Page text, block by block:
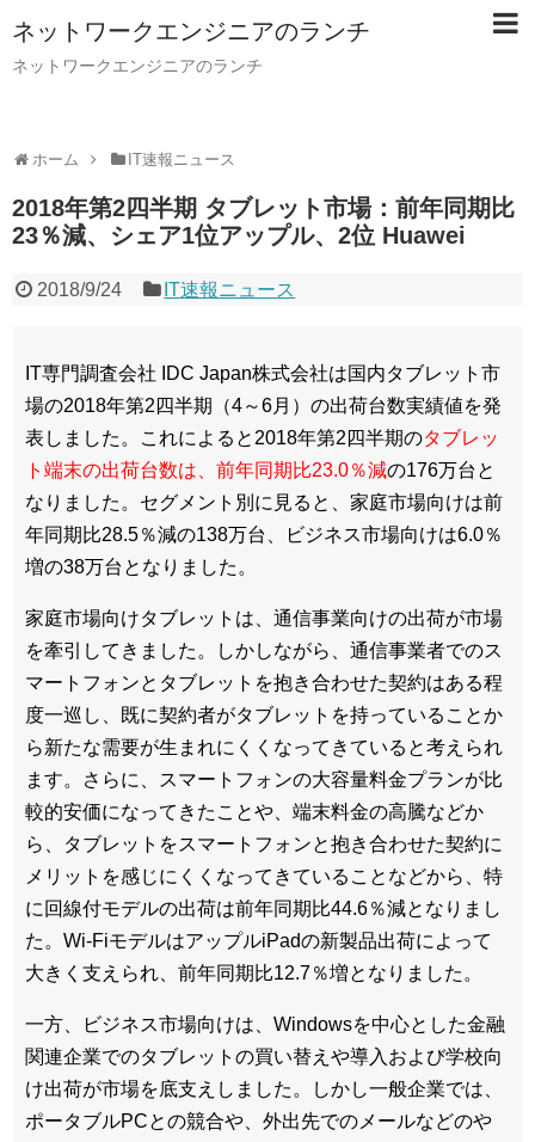
ネットワークエンジニアのランチ
ネットワークエンジニアのランチ
ホーム IT速報ニュース
2018年第2四半期 タブレット市場：前年同期比
23％減、シェア1位アップル、2位 Huawei
2018/9/24 IT速報ニュース
IT専門調査会社 IDC Japan株式会社は国内タブレット市
場の2018年第2四半期（4～6月）の出荷台数実績値を発
表しました。これによると2018年第2四半期のタブレッ
ト端末の出荷台数は、前年同期比23.0％減の176万台と
なりました。セグメント別に見ると、家庭市場向けは前
年同期比28.5％減の138万台、ビジネス市場向けは6.0％
増の38万台となりました。
家庭市場向けタブレットは、通信事業向けの出荷が市場
を牽引してきました。しかしながら、通信事業者でのス
マートフォンとタブレットを抱き合わせた契約はある程
度一巡し、既に契約者がタブレットを持っていることか
ら新たな需要が生まれにくくなってきていると考えられ
ます。さらに、スマートフォンの大容量料金プランが比
較的安価になってきたことや、端末料金の高騰などか
ら、タブレットをスマートフォンと抱き合わせた契約に
メリットを感じにくくなってきていることなどから、特
に回線付モデルの出荷は前年同期比44.6％減となりまし
た。Wi-FiモデルはアップルiPadの新製品出荷によって
大きく支えられ、前年同期比12.7％増となりました。
一方、ビジネス市場向けは、Windowsを中心とした金融
関連企業でのタブレットの買い替えや導入および学校向
け出荷が市場を底支えしました。しかし一般企業では、
ポータブルPCとの競合や、外出先でのメールなどのや